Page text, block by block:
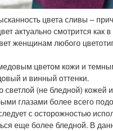
цвета сливы –
актуально смотрится как
женщинам любого
цветом кожи и
и винный оттенки.
(не бледной) кожей
глазами более всего
с осторожностью
еще более бледной. В